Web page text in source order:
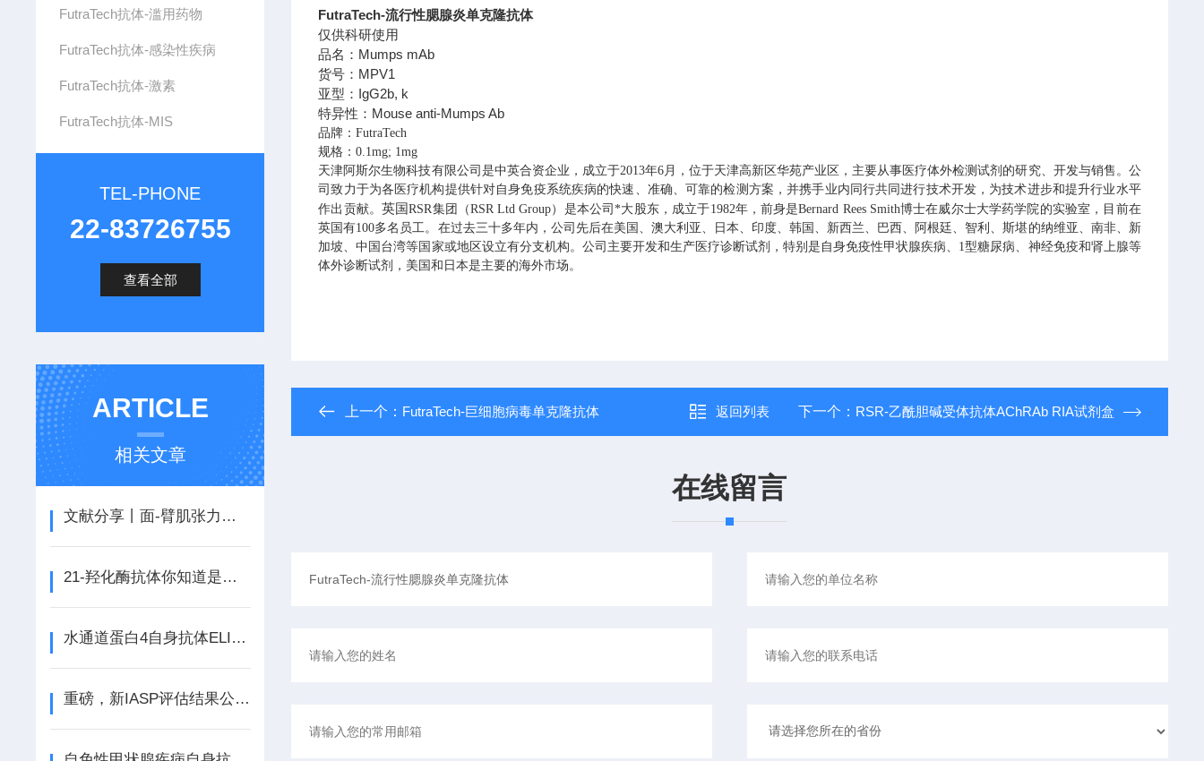
FutraTech抗体-滥用药物
FutraTech抗体-感染性疾病
FutraTech抗体-激素
FutraTech抗体-MIS
TEL-PHONE
22-83726755
查看全部
ARTICLE
相关文章
文献分享丨面-臂肌张力障碍型癫痫作为边缘性脑炎的特征性临床前驱症状
21-羟化酶抗体你知道是什么吗？
水通道蛋白4自身抗体ELISA检测方法：诊断准确性和临床相关性
重磅，新IASP评估结果公布！
FutraTech-流行性腮腺炎单克隆抗体
仅供科研使用
品名： Mumps mAb
货号： MPV1
亚型： IgG2b, k
特异性： Mouse anti-Mumps Ab
品牌：FutraTech
规格：0.1mg; 1mg
天津阿斯尔生物科技有限公司是中英合资企业，成立于2013年6月，位于天津高新区华苑产业区，主要从事医疗体外检测试剂的研究、开发与销售。公
司致力于为各医疗机构提供针对自身免疫系统疾病的快速、准确、可靠的检测方案，并携手业内同行共同进行技术开发，为技术进步和提升行业水平
作出贡献。英国RSR集团（RSR Ltd Group）是本公司*大股东，成立于1982年，前身是Bernard Rees Smith博士在威尔士大学药学院的实验室，目前在
英国有100多名员工。在过去三十多年内，公司先后在美国、澳大利亚、日本、印度、韩国、新西兰、巴西、阿根廷、智利、斯堪的纳维亚、南非、新
加坡、中国台湾等国家或地区设立有分支机构。公司主要开发和生产医疗诊断试剂，特别是自身免疫性甲状腺疾病、1型糖尿病、神经免疫和肾上腺等
体外诊断试剂，美国和日本是主要的海外市场。
上一个： FutraTech-巨细胞病毒单克隆抗体 返回列表 下一个： RSR-乙酰胆碱受体抗体AChRAb RIA试剂盒
在线留言